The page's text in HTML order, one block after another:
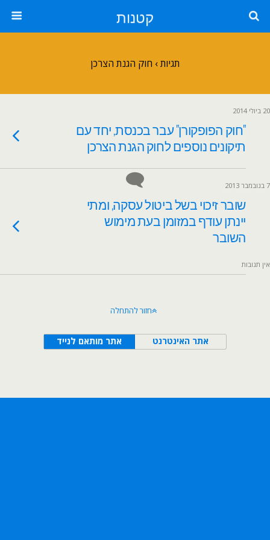
קטנות
תגיות › חוק הגנת הצרכן
20 ביולי 2014
"חוק הפופקורן" עבר בכנסת, יחד עם
תיקונים נוספים לחוק הגנת הצרכן
7 בנובמבר 2013
שובר זיכוי בשל ביטול עסקה, ומתי
יינתן עודף במזומן בעת מימוש
השובר
אין תגובות
חזור להתחלה
אתר מותאם לנייד אתר האינטרנט